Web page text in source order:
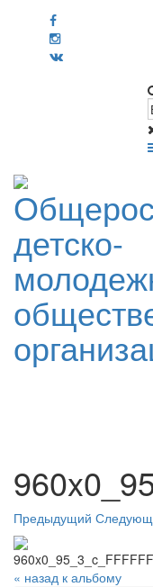
Предыдущий
« назад к альбому